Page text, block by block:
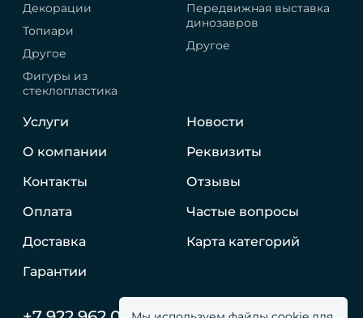
Декорации
Топиари
Другое
Фигуры из
стеклопластика
Передвижная выставка
динозавров
Другое
Услуги
О компании
Контакты
Оплата
Доставка
Гарантии
Новости
Реквизиты
Отзывы
Частые вопросы
Карта категорий